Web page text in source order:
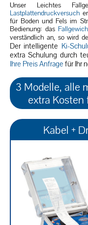
Unser Leichtes
Lastplattendruckversuch
für Boden und Fels im
Bedienung: das
verständlich an, so wird
Der intelligente Ki-
extra Schulung durch
Ihre Preis Anfrage für Ihr
3 Modelle, alle
extra Kosten
Kabel +